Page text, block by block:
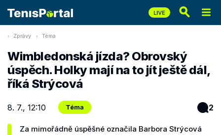
Zprávy Téma
Wimbledonská jízda? Obrovský
úspěch. Holky mají na to jít ještě dál,
říká Strýcová
8. 7., 12:10 Téma 2
Za mimořádně úspěšné označila Barbora Strýcová